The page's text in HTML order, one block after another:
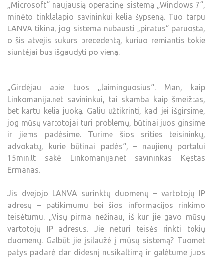
„Microsoft“ naujausią operacinę sistemą „Windows 7“,
minėto tinklalapio savininkui kelia šypseną. Tuo tarpu
LANVA tikina, jog sistema nubausti „piratus“ paruošta,
o šis atvejis sukurs precedentą, kuriuo remiantis tokie
siuntėjai bus išgaudyti po vieną.
„Girdėjau apie tuos „laiminguosius“. Man, kaip
Linkomanija.net savininkui, tai skamba kaip šmeižtas,
bet kartu kelia juoką. Galiu užtikrinti, kad jei išgirsime,
jog mūsų vartotojai turi problemų, būtinai juos ginsime
ir jiems padėsime. Turime šios srities teisininkų,
advokatų, kurie būtinai padės“, – naujienų portalui
15min.lt sakė Linkomanija.net savininkas Kęstas
Ermanas.
Jis dvejojo LANVA surinktų duomenų – vartotojų IP
adresų – patikimumu bei šios informacijos rinkimo
teisėtumu. „Visų pirma nežinau, iš kur jie gavo mūsų
vartotojų IP adresus. Jie neturi teisės rinkti tokių
duomenų. Galbūt jie įsilaužė į mūsų sistemą? Tuomet
patys padarė dar didesnį nusikaltimą ir galėtume juos